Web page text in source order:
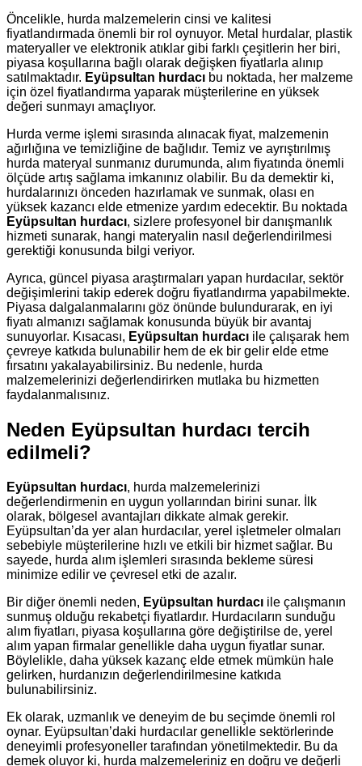
Öncelikle, hurda malzemelerin cinsi ve kalitesi
fiyatlandırmada önemli bir rol oynuyor. Metal hurdalar, plastik
materyaller ve elektronik atıklar gibi farklı çeşitlerin her biri,
piyasa koşullarına bağlı olarak değişken fiyatlarla alınıp
satılmaktadır. Eyüpsultan hurdacı bu noktada, her malzeme
için özel fiyatlandırma yaparak müşterilerine en yüksek
değeri sunmayı amaçlıyor.
Hurda verme işlemi sırasında alınacak fiyat, malzemenin
ağırlığına ve temizliğine de bağlıdır. Temiz ve ayrıştırılmış
hurda materyal sunmanız durumunda, alım fiyatında önemli
ölçüde artış sağlama imkanınız olabilir. Bu da demektir ki,
hurdalarınızı önceden hazırlamak ve sunmak, olası en
yüksek kazancı elde etmenize yardım edecektir. Bu noktada
Eyüpsultan hurdacı, sizlere profesyonel bir danışmanlık
hizmeti sunarak, hangi materyalin nasıl değerlendirilmesi
gerektiği konusunda bilgi veriyor.
Ayrıca, güncel piyasa araştırmaları yapan hurdacılar, sektör
değişimlerini takip ederek doğru fiyatlandırma yapabilmekte.
Piyasa dalgalanmalarını göz önünde bulundurarak, en iyi
fiyatı almanızı sağlamak konusunda büyük bir avantaj
sunuyorlar. Kısacası, Eyüpsultan hurdacı ile çalışarak hem
çevreye katkıda bulunabilir hem de ek bir gelir elde etme
fırsatını yakalayabilirsiniz. Bu nedenle, hurda
malzemelerinizi değerlendirirken mutlaka bu hizmetten
faydalanmalısınız.
Neden Eyüpsultan hurdacı tercih
edilmeli?
Eyüpsultan hurdacı, hurda malzemelerinizi
değerlendirmenin en uygun yollarından birini sunar. İlk
olarak, bölgesel avantajları dikkate almak gerekir.
Eyüpsultan’da yer alan hurdacılar, yerel işletmeler olmaları
sebebiyle müşterilerine hızlı ve etkili bir hizmet sağlar. Bu
sayede, hurda alım işlemleri sırasında bekleme süresi
minimize edilir ve çevresel etki de azalır.
Bir diğer önemli neden, Eyüpsultan hurdacı ile çalışmanın
sunmuş olduğu rekabetçi fiyatlardır. Hurdacıların sunduğu
alım fiyatları, piyasa koşullarına göre değiştirilse de, yerel
alım yapan firmalar genellikle daha uygun fiyatlar sunar.
Böylelikle, daha yüksek kazanç elde etmek mümkün hale
gelirken, hurdanızın değerlendirilmesine katkıda
bulunabilirsiniz.
Ek olarak, uzmanlık ve deneyim de bu seçimde önemli rol
oynar. Eyüpsultan’daki hurdacılar genellikle sektörlerinde
deneyimli profesyoneller tarafından yönetilmektedir. Bu da
demek oluyor ki, hurda malzemeleriniz en doğru ve değerli